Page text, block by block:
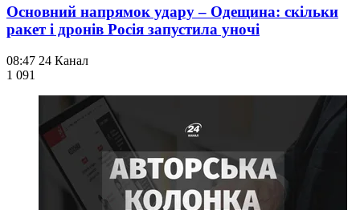
Основний напрямок удару – Одещина: скільки
ракет і дронів Росія запустила уночі
08:47 24 Канал
1 091